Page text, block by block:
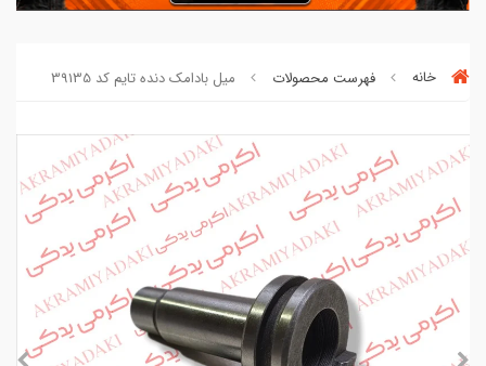
خانه فهرست محصولات میل بادامک دنده تایم کد 39135